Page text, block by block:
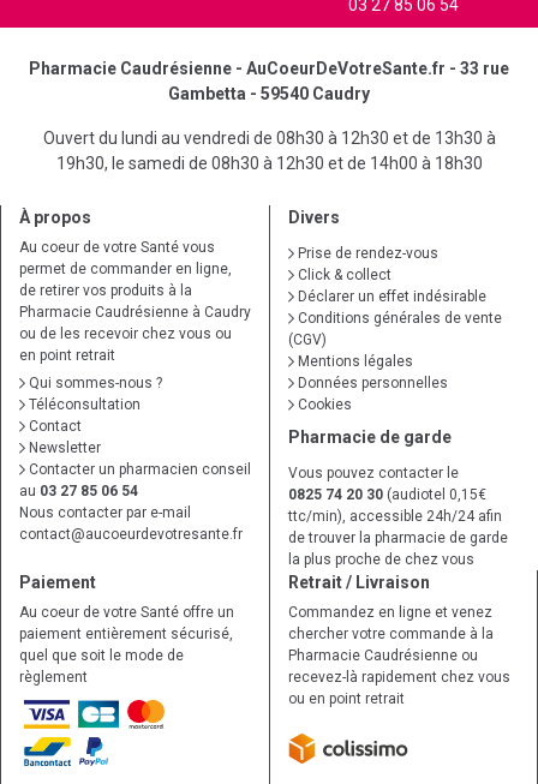
03 27 85 06 54
Pharmacie Caudrésienne - AuCoeurDeVotreSante.fr - 33 rue
Gambetta - 59540 Caudry
Ouvert du lundi au vendredi de 08h30 à 12h30 et de 13h30 à
19h30, le samedi de 08h30 à 12h30 et de 14h00 à 18h30
À propos
Au coeur de votre Santé vous
permet de commander en ligne,
de retirer vos produits à la
Pharmacie Caudrésienne à Caudry
ou de les recevoir chez vous ou
en point retrait
Qui sommes-nous ?
Téléconsultation
Contact
Newsletter
Contacter un pharmacien conseil
au 03 27 85 06 54
Nous contacter par e-mail
contact@aucoeurdevotresante.fr
Divers
Prise de rendez-vous
Click & collect
Déclarer un effet indésirable
Conditions générales de vente
(CGV)
Mentions légales
Données personnelles
Cookies
Pharmacie de garde
Vous pouvez contacter le
0825 74 20 30 (audiotel 0,15€
ttc/min), accessible 24h/24 afin
de trouver la pharmacie de garde
la plus proche de chez vous
Paiement
Au coeur de votre Santé offre un
paiement entièrement sécurisé,
quel que soit le mode de
règlement
Retrait / Livraison
Commandez en ligne et venez
chercher votre commande à la
Pharmacie Caudrésienne ou
recevez-là rapidement chez vous
ou en point retrait